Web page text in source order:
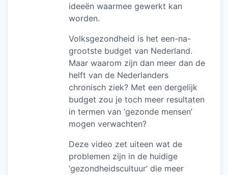
ideeën waarmee gewerkt kan
worden.
Volksgezondheid is het een-na-
grootste budget van Nederland.
Maar waarom zijn dan meer dan de
helft van de Nederlanders
chronisch ziek? Met een dergelijk
budget zou je toch meer resultaten
in termen van ‘gezonde mensen’
mogen verwachten?
Deze video zet uiteen wat de
problemen zijn in de huidige
‘gezondheidscultuur’ die meer